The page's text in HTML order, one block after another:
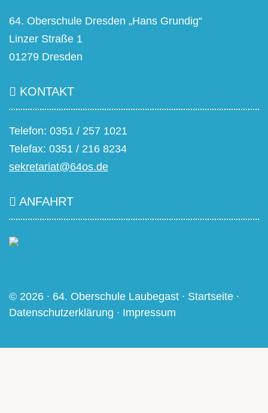
64. Oberschule Dresden „Hans Grundig“
Linzer Straße 1
01279 Dresden
KONTAKT
Telefon: 0351 / 257 1021
Telefax: 0351 / 216 8234
sekretariat@64os.de
ANFAHRT
© 2026 ∙ 64. Oberschule Laubegast ∙ Startseite ∙
Datenschutzerklärung ∙ Impressum